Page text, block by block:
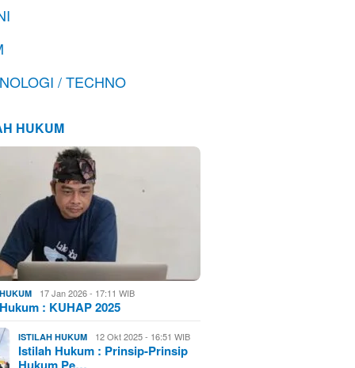
/ TECHNO
HUKUM
17 Jan 2026 - 17:11 WIB
: KUHAP 2025
ISTILAH HUKUM 12 Okt 2025 - 16:51 WIB
Istilah Hukum : Prinsip-Prinsip